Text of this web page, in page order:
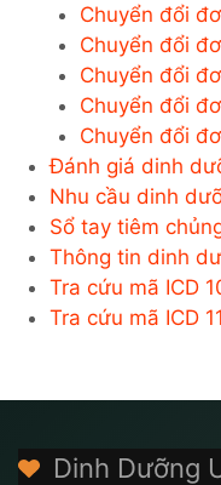
Chuyển đổi
Chuyển đổi
Chuyển đổi
Chuyển đổi
Chuyển đổi
Đánh giá dinh
Nhu cầu dinh
Sổ tay tiêm
Thông tin dinh
Tra cứu mã ICD
Tra cứu mã ICD 11
Dinh Dưỡng